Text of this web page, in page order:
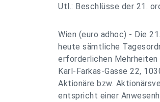
Utl.: Beschlüsse der 21.
Wien (euro adhoc) - Die
heute sämtliche
erforderlichen
Karl-Farkas-Gasse 22,
Aktionäre bzw.
entspricht einer